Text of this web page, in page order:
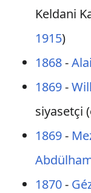
Keldani
1915)
1868-
1869-
siyasetçi
1869-
1870-